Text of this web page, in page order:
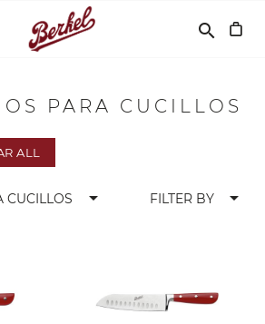
Buscar
search
PARA CUCILLOS
ALL
CUCILLOS arrow_drop_down FILTER BY arrow_drop_down